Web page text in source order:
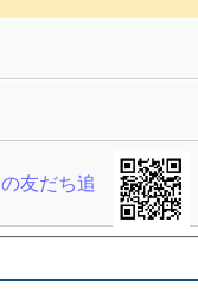
友だち追